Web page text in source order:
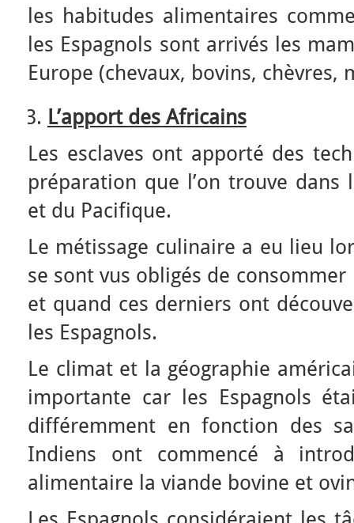
les habitudes alimentaires
les Espagnols sont arrivés les
Europe (chevaux, bovins, chèvres,
L’apport des Africains
Les esclaves ont apporté des
préparation que l’on trouve dans
et du Pacifique.
Le métissage culinaire a eu lieu
se sont vus obligés de
et quand ces derniers ont
les Espagnols.
Le climat et la géographie
importante car les Espagnols
différemment en fonction des
Indiens ont commencé à
alimentaire la viande bovine et